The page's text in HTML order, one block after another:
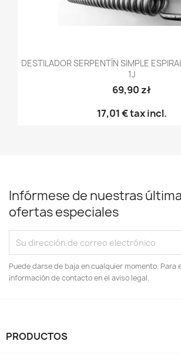
DESTILADOR SERPENTÍN SIMPLE
1J
69,90 zł
17,01 €tax incl.
Infórmese de nuestras
ofertas especiales
Puede darse de baja en cualquier momento. Para
información de contacto en el aviso legal.
PRODUCTOS